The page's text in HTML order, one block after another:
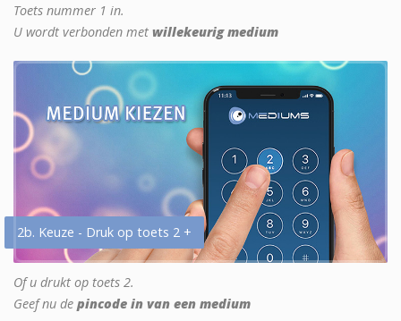
Toets nummer 1 in.
U wordt verbonden met willekeurig medium
2b. Keuze - Druk op toets 2 +
Of u drukt op toets 2.
Geef nu de pincode in van een medium